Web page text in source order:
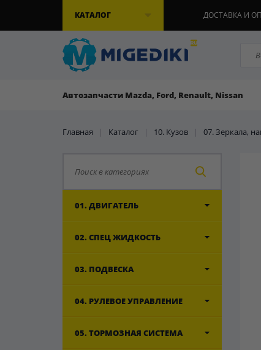
КАТАЛОГ ДОСТАВКА И
Автозапчасти Mazda, Ford, Renault, Nissan
Главная | Каталог | 10. Кузов | 07. Зеркала,
01. ДВИГАТЕЛЬ
02. СПЕЦ ЖИДКОСТЬ
03. ПОДВЕСКА
04. РУЛЕВОЕ УПРАВЛЕНИЕ
05. ТОРМОЗНАЯ СИСТЕМА